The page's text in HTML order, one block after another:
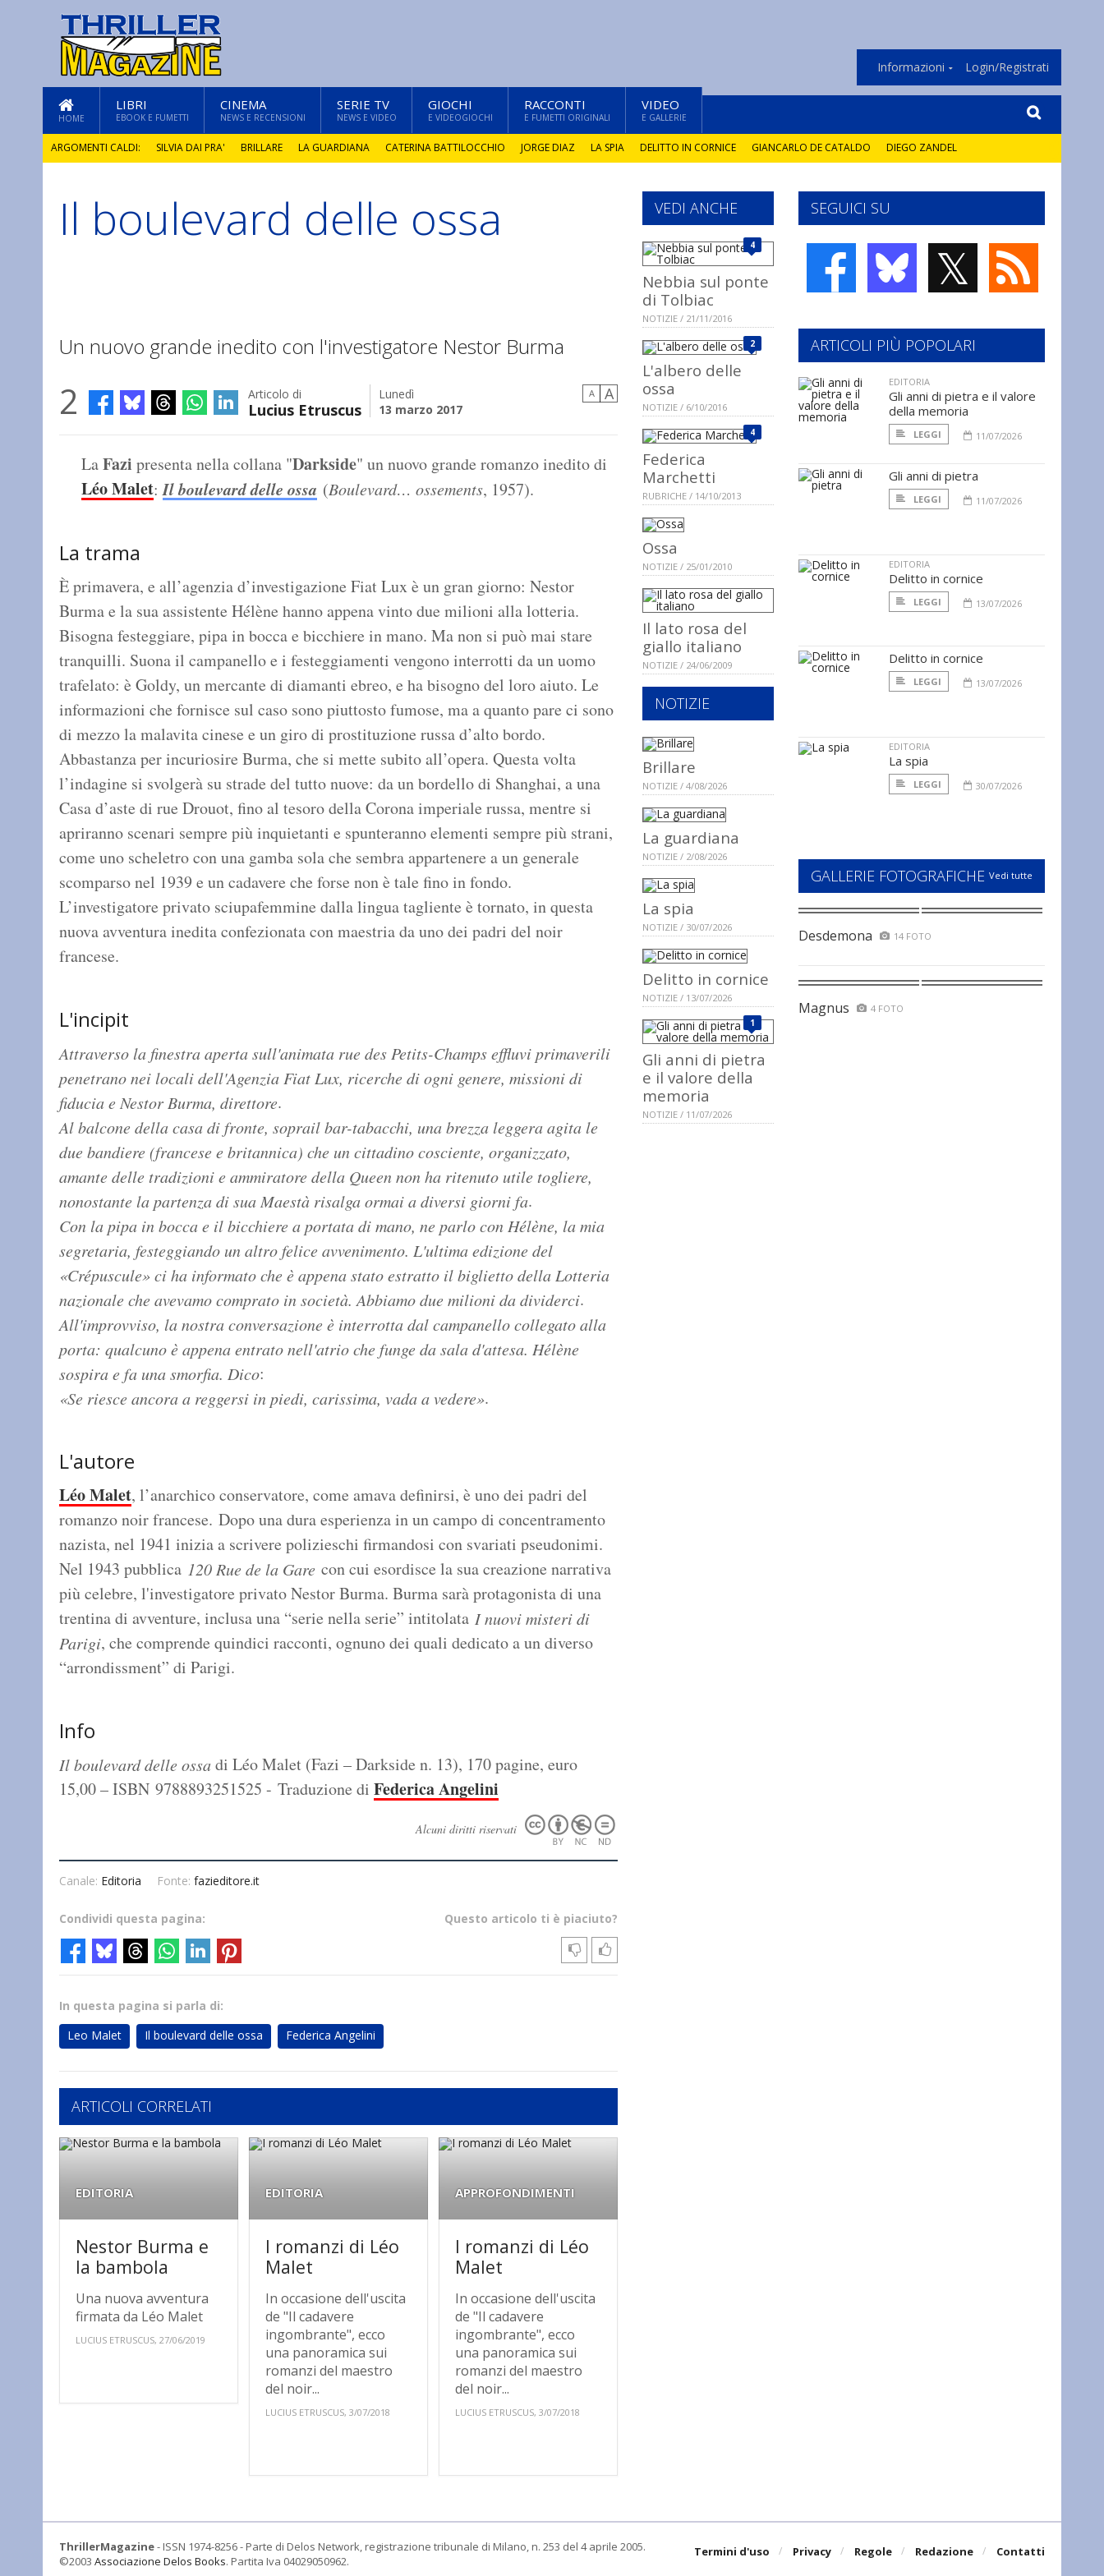
Informazioni Login/Registrati
HOME
LIBRI
EBOOK E FUMETTI
CINEMA
NEWS E RECENSIONI
SERIE TV
NEWS E VIDEO
GIOCHI
E VIDEOGIOCHI
RACCONTI
E FUMETTI ORIGINALI
VIDEO
E GALLERIE
ARGOMENTI CALDI: SILVIA DAI PRA' BRILLARE LA GUARDIANA CATERINA BATTILOCCHIO JORGE DIAZ LA SPIA DELITTO IN CORNICE GIANCARLO DE CATALDO DIEGO ZANDEL
GLI ANNI DI PIETRA
Il boulevard delle ossa
Un nuovo grande inedito con l'investigatore Nestor Burma
2 Articolo di
Lucius Etruscus
Lunedì
13 marzo 2017
A A
LaFazi presenta nella collana "Darkside" un nuovo grande romanzo inedito di
Léo Malet:Il boulevard delle ossa (Boulevard… ossements, 1957).
La trama
È primavera, e all’agenzia d’investigazione Fiat Lux è un gran giorno: Nestor
Burma e la sua assistente Hélène hanno appena vinto due milioni alla lotteria.
Bisogna festeggiare, pipa in bocca e bicchiere in mano. Ma non si può mai stare
tranquilli. Suona il campanello e i festeggiamenti vengono interrotti da un uomo
trafelato: è Goldy, un mercante di diamanti ebreo, e ha bisogno del loro aiuto. Le
informazioni che fornisce sul caso sono piuttosto fumose, ma a quanto pare ci sono
di mezzo la malavita cinese e un giro di prostituzione russa d’alto bordo.
Abbastanza per incuriosire Burma, che si mette subito all’opera. Questa volta
l’indagine si svolgerà su strade del tutto nuove: da un bordello di Shanghai, a una
Casa d’aste di rue Drouot, fino al tesoro della Corona imperiale russa, mentre si
apriranno scenari sempre più inquietanti e spunteranno elementi sempre più strani,
come uno scheletro con una gamba sola che sembra appartenere a un generale
scomparso nel 1939 e un cadavere che forse non è tale fino in fondo.
L’investigatore privato sciupafemmine dalla lingua tagliente è tornato, in questa
nuova avventura inedita confezionata con maestria da uno dei padri del noir
francese.
L'incipit
Attraverso la finestra aperta sull'animata rue des Petits-Champs effluvi primaverili
penetrano nei locali dell'Agenzia Fiat Lux, ricerche di ogni genere, missioni di
fiducia e Nestor Burma, direttore.
Al balcone della casa di fronte, soprail bar-tabacchi, una brezza leggera agita le
due bandiere (francese e britannica) che un cittadino cosciente, organizzato,
amante delle tradizioni e ammiratore della Queen non ha ritenuto utile togliere,
nonostante la partenza di sua Maestà risalga ormai a diversi giorni fa.
Con la pipa in bocca e il bicchiere a portata di mano, ne parlo con Hélène, la mia
segretaria, festeggiando un altro felice avvenimento. L'ultima edizione del
«Crépuscule» ci ha informato che è appena stato estratto il biglietto della Lotteria
nazionale che avevamo comprato in società. Abbiamo due milioni da dividerci.
All'improvviso, la nostra conversazione è interrotta dal campanello collegato alla
porta: qualcuno è appena entrato nell'atrio che funge da sala d'attesa. Hélène
sospira e fa una smorfia. Dico:
«Se riesce ancora a reggersi in piedi, carissima, vada a vedere».
L'autore
Léo Malet, l’anarchico conservatore, come amava definirsi, è uno dei padri del
romanzo noir francese. Dopo una dura esperienza in un campo di concentramento
nazista, nel 1941 inizia a scrivere polizieschi firmandosi con svariati pseudonimi.
Nel 1943 pubblica 120 Rue de la Gare con cui esordisce la sua creazione narrativa
più celebre, l'investigatore privato Nestor Burma. Burma sarà protagonista di una
trentina di avventure, inclusa una “serie nella serie” intitolata I nuovi misteri di
Parigi, che comprende quindici racconti, ognuno dei quali dedicato a un diverso
“arrondissment” di Parigi.
Info
Il boulevard delle ossadi Léo Malet (Fazi – Darkside n. 13), 170 pagine, euro
15,00 – ISBN 9788893251525 - Traduzione di Federica Angelini
Alcuni diritti riservati
Canale: Editoria Fonte: fazieditore.it
Questo articolo ti è piaciuto?
Condividi questa pagina:
In questa pagina si parla di:
Leo Malet
Il boulevard delle ossa Federica Angelini
ARTICOLI CORRELATI
EDITORIA
Nestor Burma e
la bambola
Una nuova avventura
firmata da Léo Malet
LUCIUS ETRUSCUS, 27/06/2019
EDITORIA
I romanzi di Léo
Malet
In occasione dell'uscita
de "Il cadavere
ingombrante", ecco
una panoramica sui
romanzi del maestro
del noir...
LUCIUS ETRUSCUS, 3/07/2018
APPROFONDIMENTI
I romanzi di Léo
Malet
In occasione dell'uscita
de "Il cadavere
ingombrante", ecco
una panoramica sui
romanzi del maestro
del noir...
LUCIUS ETRUSCUS, 3/07/2018
SEGUICI SU
𝕏
VEDI ANCHE
4
Nebbia sul ponte
di Tolbiac
NOTIZIE / 21/11/2016
2
L'albero delle
ossa
NOTIZIE / 6/10/2016
4
Federica
Marchetti
RUBRICHE / 14/10/2013
Ossa
NOTIZIE / 25/01/2010
Il lato rosa del
giallo italiano
NOTIZIE / 24/06/2009
NOTIZIE
Brillare
NOTIZIE / 4/08/2026
La guardiana
NOTIZIE / 2/08/2026
La spia
NOTIZIE / 30/07/2026
Delitto in cornice
NOTIZIE / 13/07/2026
1
Gli anni di pietra
e il valore della
memoria
NOTIZIE / 11/07/2026
ARTICOLI PIÙ POPOLARI
EDITORIA
Gli anni di pietra e il valore
della memoria
LEGGI 11/07/2026
Gli anni di pietra
LEGGI 11/07/2026
EDITORIA
Delitto in cornice
LEGGI 13/07/2026
Delitto in cornice
LEGGI 13/07/2026
EDITORIA
La spia
LEGGI 30/07/2026
GALLERIE FOTOGRAFICHE Vedi tutte
Desdemona 14 FOTO
Magnus 4 FOTO
Termini d'uso Privacy Regole Redazione Contatti
ThrillerMagazine- ISSN 1974-8256 - Parte di Delos Network, registrazione tribunale di Milano, n. 253 del 4 aprile 2005.
©2003 Associazione Delos Books. Partita Iva 04029050962.